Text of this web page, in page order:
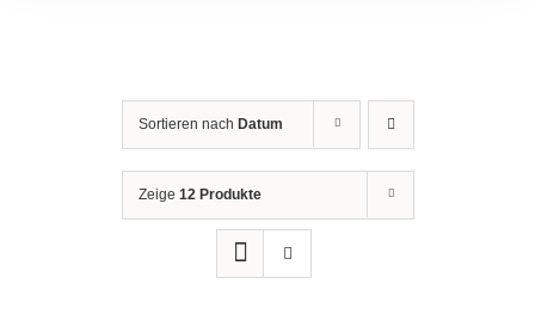
Sortieren nach Datum
Zeige 12 Produkte